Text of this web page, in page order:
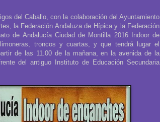
del Caballo, con la colaboración del Ayuntamiento
la Federación Andaluza de Hípica y la Federación
de Andalucía Ciudad de Montilla 2016 Indoor de
troncos y cuartas, y que tendrá lugar el
de las 11.00 de la mañana, en la avenida de la
del antiguo Instituto de Educación Secundaria